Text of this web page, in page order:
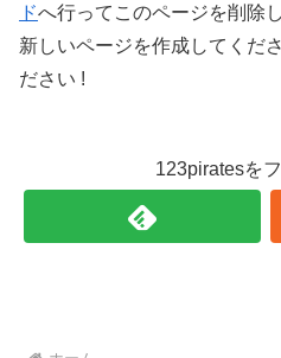
ドへ行ってこのページを削除
新しいページを作成してくだ
ださい !
123piratesを